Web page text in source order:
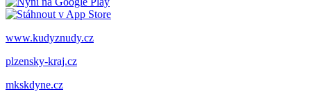
www.kudyznudy.cz
plzensky-kraj.cz
mkskdyne.cz